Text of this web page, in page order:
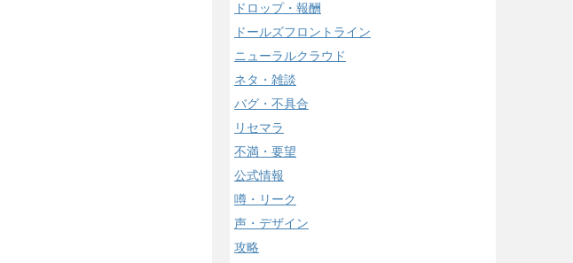
ドロップ・報酬
ドールズフロントライン
ニューラルクラウド
ネタ・雑談
バグ・不具合
リセマラ
不満・要望
公式情報
噂・リーク
声・デザイン
攻略